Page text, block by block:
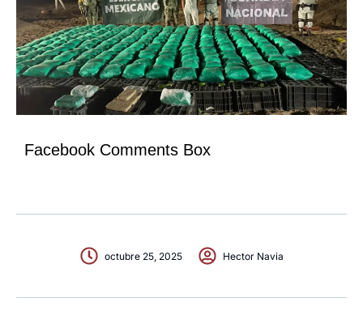
Facebook Comments Box
octubre 25, 2025 Hector Navia